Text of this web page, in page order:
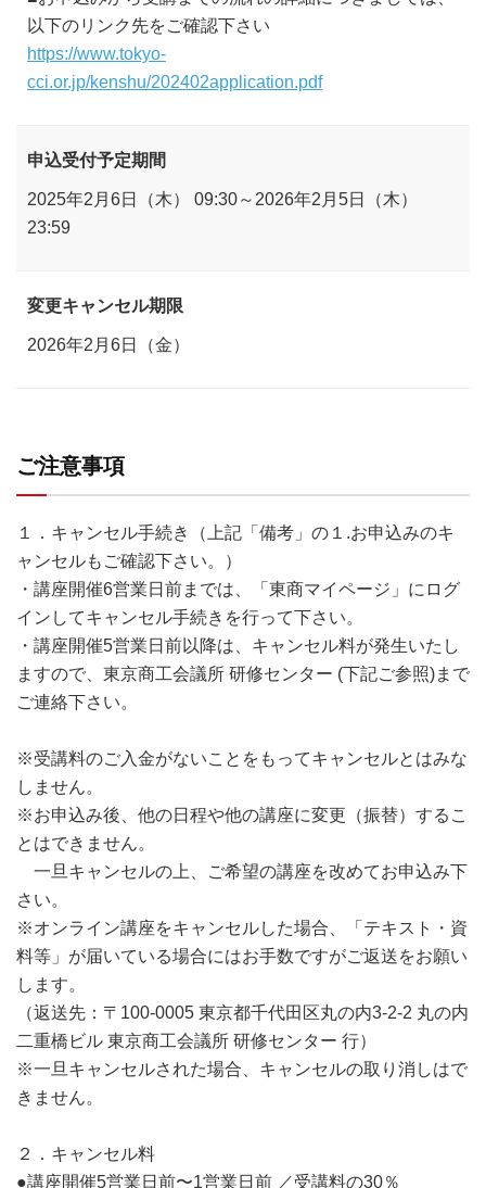
以下のリンク先をご確認下さい
https://www.tokyo-
cci.or.jp/kenshu/202402application.pdf
申込受付予定期間
2025年2月6日（木） 09:30～2026年2月5日（木）
23:59
変更キャンセル期限
2026年2月6日（金）
ご注意事項
１．キャンセル手続き（上記「備考」の１.お申込みのキ
ャンセルもご確認下さい。）
・講座開催6営業日前までは、「東商マイページ」にログ
インしてキャンセル手続きを行って下さい。
・講座開催5営業日前以降は、キャンセル料が発生いたし
ますので、東京商工会議所 研修センター (下記ご参照)まで
ご連絡下さい。
※受講料のご入金がないことをもってキャンセルとはみな
しません。
※お申込み後、他の日程や他の講座に変更（振替）するこ
とはできません。
一旦キャンセルの上、ご希望の講座を改めてお申込み下
さい。
※オンライン講座をキャンセルした場合、「テキスト・資
料等」が届いている場合にはお手数ですがご返送をお願い
します。
（返送先：〒100-0005 東京都千代田区丸の内3-2-2 丸の内
二重橋ビル 東京商工会議所 研修センター 行）
※一旦キャンセルされた場合、キャンセルの取り消しはで
きません。
２．キャンセル料
●講座開催5営業日前〜1営業日前 ／受講料の30％